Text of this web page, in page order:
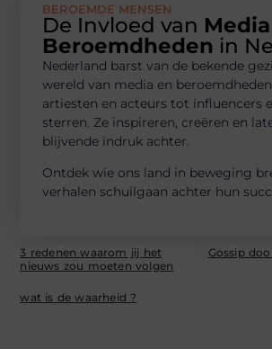
BEROEMDE MENSEN
De Invloed van
Beroemdheden in
Nederland barst van de bekende
wereld van media en
artiesten en acteurs tot influencers
sterren. Ze inspireren, creëren en
blijvende indruk achter.
Ontdek wie ons land in beweging
verhalen schuilgaan achter hun
3 redenen waarom jij het
nieuws zou moeten volgen
Gossip
wat is de waarheid ?